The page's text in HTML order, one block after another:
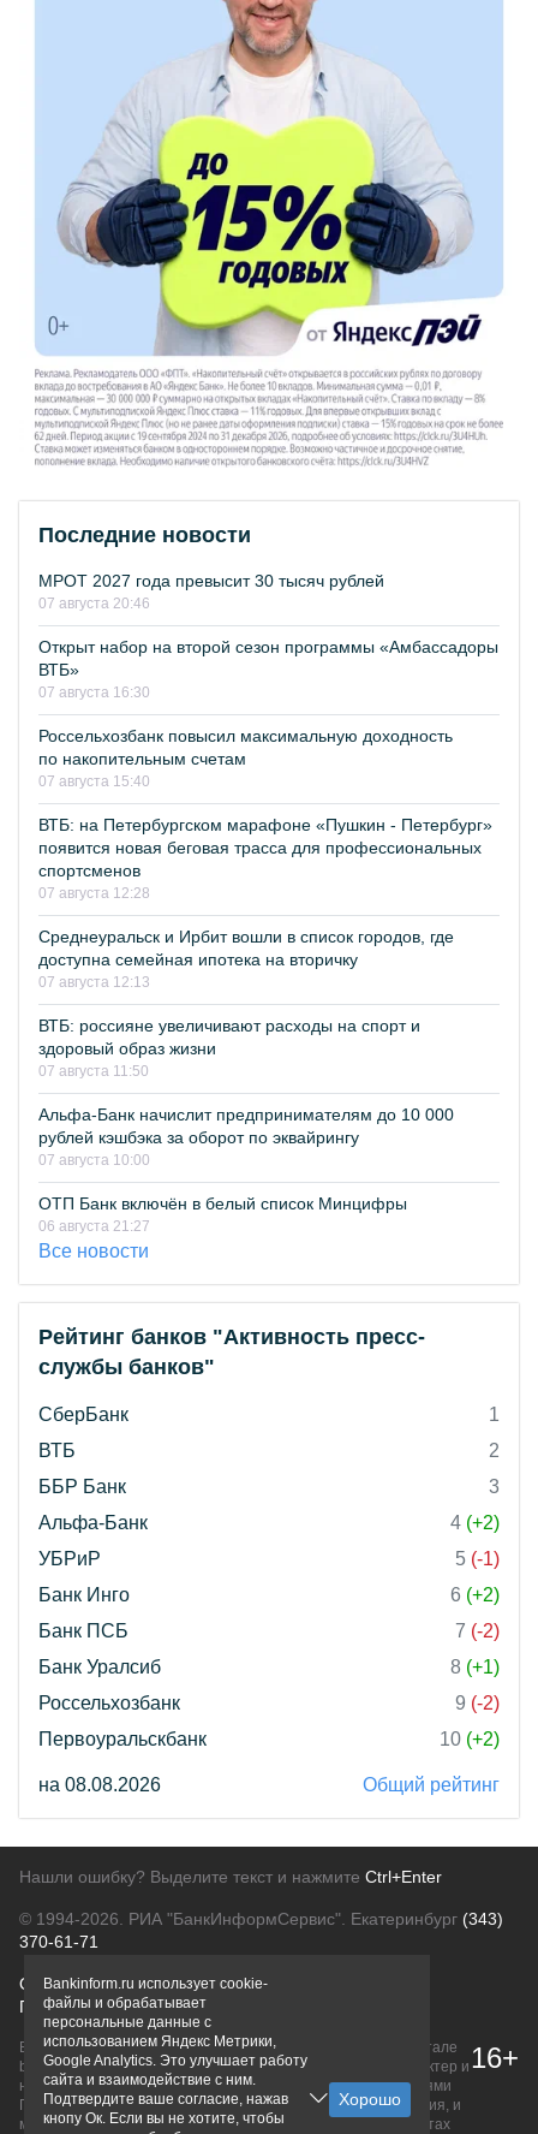
Последние новости
МРОТ 2027 года превысит 30 тысяч рублей
07 августа 20:46
Открыт набор на второй сезон программы «Амбассадоры
ВТБ»
07 августа 16:30
Россельхозбанк повысил максимальную доходность
по накопительным счетам
07 августа 15:40
ВТБ: на Петербургском марафоне «Пушкин - Петербург»
появится новая беговая трасса для профессиональных
спортсменов
07 августа 12:28
Среднеуральск и Ирбит вошли в список городов, где
доступна семейная ипотека на вторичку
07 августа 12:13
ВТБ: россияне увеличивают расходы на спорт и
здоровый образ жизни
07 августа 11:50
Альфа-Банк начислит предпринимателям до 10 000
рублей кэшбэка за оборот по эквайрингу
07 августа 10:00
ОТП Банк включён в белый список Минцифры
06 августа 21:27
Все новости
Рейтинг банков "Активность пресс-
службы банков"
СберБанк
1
ВТБ
2
ББР Банк
3
Альфа-Банк
4 (+2)
УБРиР
5 (-1)
Банк Инго
6 (+2)
Банк ПСБ
7 (-2)
Банк Уралсиб
8 (+1)
Россельхозбанк
9 (-2)
Первоуральскбанк
10 (+2)
на 08.08.2026 Общий рейтинг
Нашли ошибку? Выделите текст и нажмите Ctrl+Enter
© 1994-2026. РИА "БанкИнформСервис". Екатеринбург (343)
370-61-71
О проектеПолитика конфиденциальности
Правовая информацияДля рекламодателей
Вся информация о продуктах банков, размещенная на портале
bankinform.ru, носит исключительно ознакомительный характер и
не является публичной офертой, определяемой положениями
ГК РФ. Информация не содержит точного и полного описания, и
может быть изменена. Конечные условия уточняйте на сайтах
16+
Bankinform.ru использует cookie-
файлы и обрабатывает
персональные данные с
использованием Яндекс Метрики,
Google Analytics. Это улучшает работу
сайта и взаимодействие с ним.
Подтвердите ваше согласие, нажав
кнопу Ок. Если вы не хотите, чтобы